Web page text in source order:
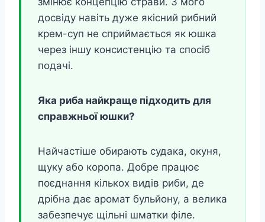
досвіду навіть дуже якісний рибний
крем-суп не сприймається як юшка
через іншу консистенцію та спосіб
подачі.
Яка риба найкраще підходить для
справжньої юшки?
Найчастіше обирають судака, окуня,
щуку або коропа. Добре працює
поєднання кількох видів риби, де
дрібна дає аромат бульйону, а велика
забезпечує щільні шматки філе.